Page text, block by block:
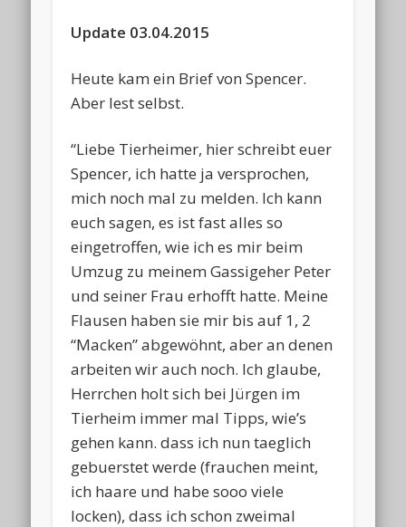
Update 03.04.2015
Heute kam ein Brief von Spencer.
Aber lest selbst.
“Liebe Tierheimer, hier schreibt euer
Spencer, ich hatte ja versprochen,
mich noch mal zu melden. Ich kann
euch sagen, es ist fast alles so
eingetroffen, wie ich es mir beim
Umzug zu meinem Gassigeher Peter
und seiner Frau erhofft hatte. Meine
Flausen haben sie mir bis auf 1, 2
“Macken” abgewöhnt, aber an denen
arbeiten wir auch noch. Ich glaube,
Herrchen holt sich bei Jürgen im
Tierheim immer mal Tipps, wie’s
gehen kann. dass ich nun taeglich
gebuerstet werde (frauchen meint,
ich haare und habe sooo viele
locken), dass ich schon zweimal